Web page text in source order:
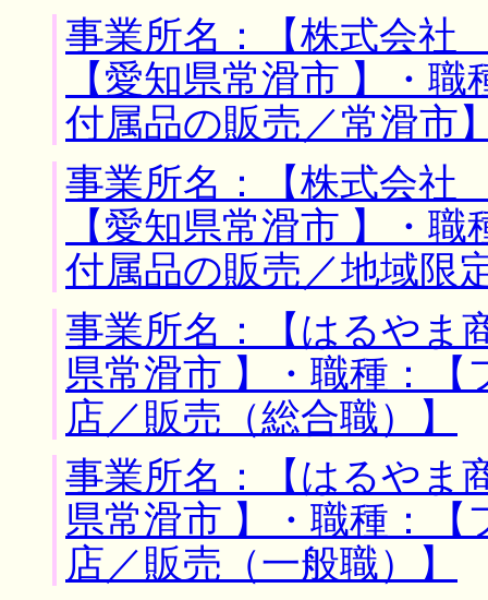
事業所名：【株式会
【愛知県常滑市 】・
付属品の販売／常滑市
事業所名：【株式会
【愛知県常滑市 】・
付属品の販売／地域限
事業所名：【はるやま
県常滑市 】・職種：
店／販売（総合職）】
事業所名：【はるやま
県常滑市 】・職種：
店／販売（一般職）】